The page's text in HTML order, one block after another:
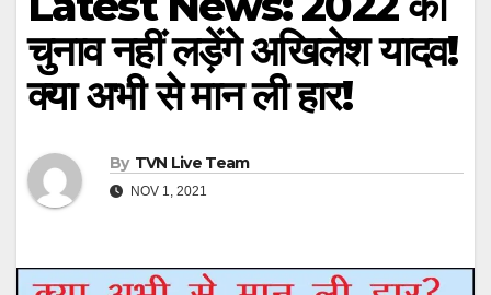
चुनाव नहीं लड़ेंगे अखिलेश यादव!
क्या अभी से मान ली हार!
By TVN Live Team
NOV 1, 2021